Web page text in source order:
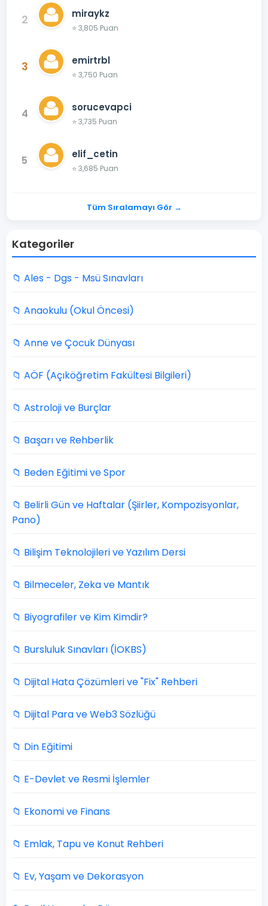
2 miraykz
⭐ 3,805 Puan
3 emirtrbl
⭐ 3,750 Puan
4 sorucevapci
⭐ 3,735 Puan
5 elif_cetin
⭐ 3,685 Puan
Tüm Sıralamayı Gör →
Kategoriler
📁 Ales - Dgs - Msü Sınavları
📁 Anaokulu (Okul Öncesi)
📁 Anne ve Çocuk Dünyası
📁 AÖF (Açıköğretim Fakültesi Bilgileri)
📁 Astroloji ve Burçlar
📁 Başarı ve Rehberlik
📁 Beden Eğitimi ve Spor
📁 Belirli Gün ve Haftalar (Şiirler, Kompozisyonlar,
Pano)
📁 Bilişim Teknolojileri ve Yazılım Dersi
📁 Bilmeceler, Zeka ve Mantık
📁 Biyografiler ve Kim Kimdir?
📁 Bursluluk Sınavları (İOKBS)
📁 Dijital Hata Çözümleri ve "Fix" Rehberi
📁 Dijital Para ve Web3 Sözlüğü
📁 Din Eğitimi
📁 E-Devlet ve Resmi İşlemler
📁 Ekonomi ve Finans
📁 Emlak, Tapu ve Konut Rehberi
📁 Ev, Yaşam ve Dekorasyon